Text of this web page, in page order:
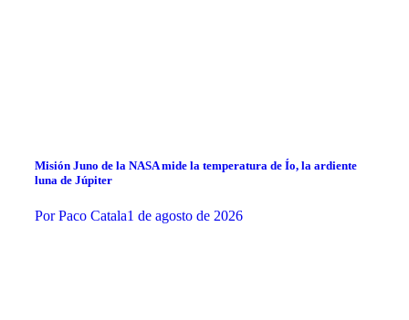
Misión Juno de la NASA mide la temperatura de Ío, la ardiente
luna de Júpiter
PorPaco Catala1 de agosto de 2026